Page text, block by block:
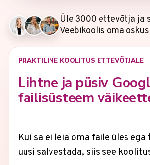
Üle 3000 ettevõtja ja
Veebikoolis oma
PRAKTILINE KOOLITUS ETTEVÕTJALE
Lihtne ja püsiv
failisüsteem
Kui sa ei leia oma faile üles ega
uusi salvestada, siis see